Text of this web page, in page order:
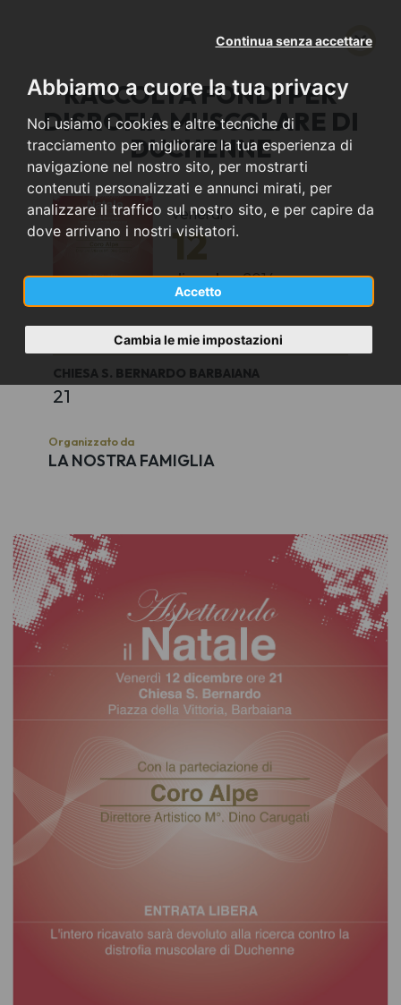
Abbiamo a cuore la tua privacy
Noi usiamo i cookies e altre tecniche di
tracciamento per migliorare la tua esperienza di
navigazione nel nostro sito, per mostrarti
contenuti personalizzati e annunci mirati, per
analizzare il traffico sul nostro sito, e per capire da
dove arrivano i nostri visitatori.
Accetto
Continua senza accettare
Cambia le mie impostazioni
RACCOLTA FONDI PER
DISROFIA MUSCOLARE DI
DUCHENNE
venerdì
12
dicembre2014
Lainate (MI)
CHIESA S. BERNARDO BARBAIANA
21
Organizzato da
LA NOSTRA FAMIGLIA